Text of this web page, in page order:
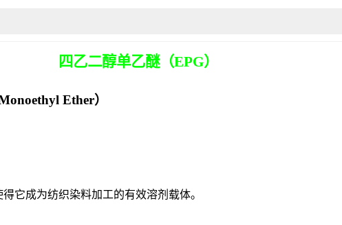
四乙二醇单乙醚（EPG）
Ether）
它成为纺织染料加工的有效溶剂载体。